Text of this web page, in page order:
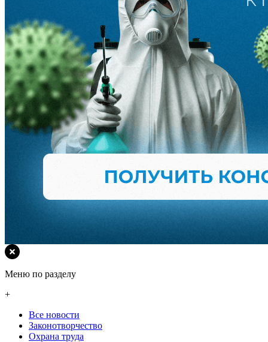
Меню по разделу
+
Все новости
Законотворчество
Охрана труда